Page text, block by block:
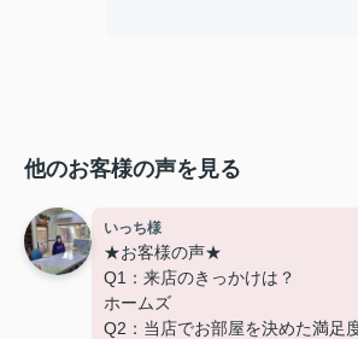
他のお客様の声を見る
いっち様
★お客様の声★
Q1：来店のきっかけは？
ホームズ
Q2：当店でお部屋を決めた満足